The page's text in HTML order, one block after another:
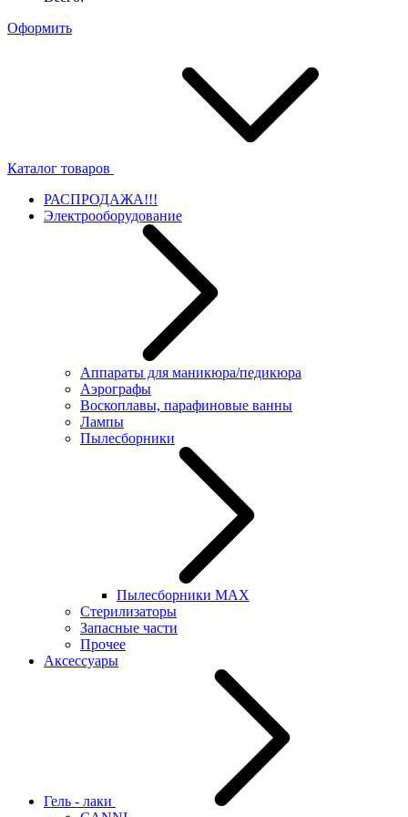
Оформить
Каталог товаров
РАСПРОДАЖА!!!
Электрооборудование
Аппараты для маникюра/педикюра
Аэрографы
Воскоплавы, парафиновые ванны
Лампы
Пылесборники
Пылесборники MAX
Стерилизаторы
Запасные части
Прочее
Аксессуары
Гель - лаки